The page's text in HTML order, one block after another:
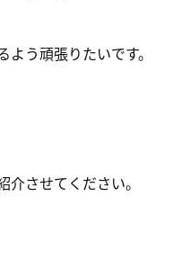
う頑張りたいです。
させてください。